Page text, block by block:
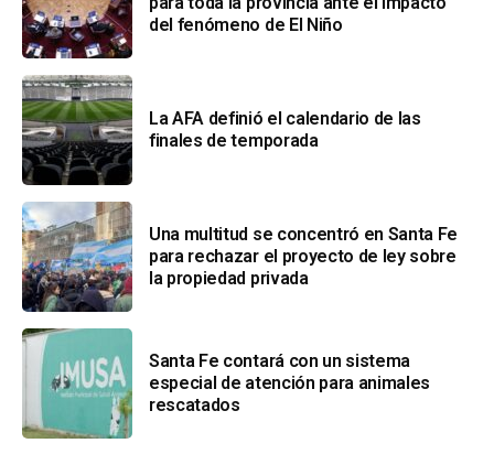
del fenómeno de El Niño
La AFA definió el calendario de las
finales de temporada
Una multitud se concentró en Santa Fe
para rechazar el proyecto de ley sobre
la propiedad privada
Santa Fe contará con un sistema
especial de atención para animales
rescatados